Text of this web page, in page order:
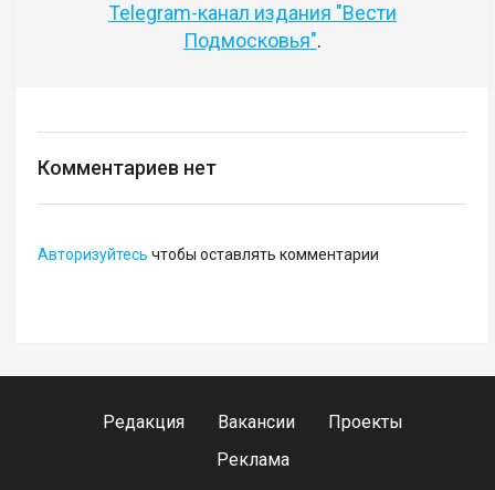
Telegram-канал издания "Вести
Подмосковья".
Комментариев нет
Авторизуйтесь чтобы оставлять комментарии
Редакция Вакансии
Проекты
Реклама